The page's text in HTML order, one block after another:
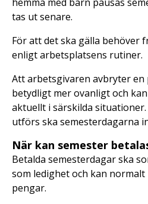
tas ut senare.
För att det ska gälla behöver
enligt arbetsplatsens rutiner.
Att arbetsgivaren avbryter en
betydligt mer ovanligt och
aktuellt i särskilda
utförs ska semesterdagarna
När kan semester
Betalda semesterdagar ska
som ledighet och kan
pengar.